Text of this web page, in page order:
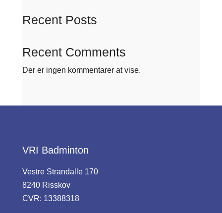
Recent Posts
Recent Comments
Der er ingen kommentarer at vise.
VRI Badminton
Vestre Strandalle 170
8240 Risskov
CVR: 13388318